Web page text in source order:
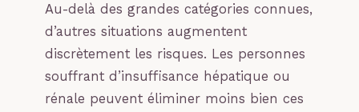
Au-delà des grandes catégories connues,
d’autres situations augmentent
discrètement les risques. Les personnes
souffrant d’insuffisance hépatique ou
rénale peuvent éliminer moins bien ces